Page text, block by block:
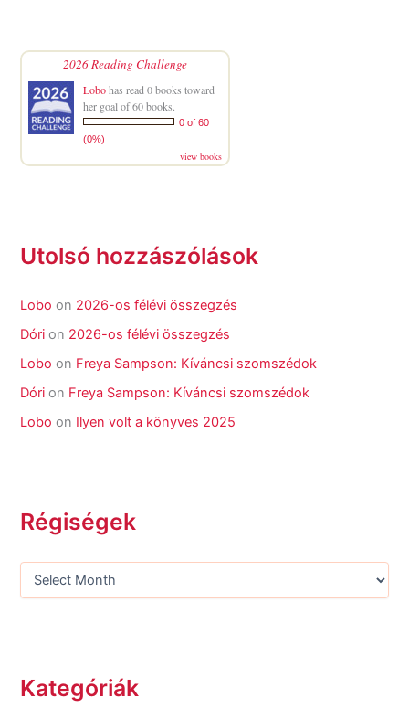
2026 Reading Challenge
Lobohas read 0 books toward
her goal of 60 books.
0 of 60
(0%)
view books
Utolsó hozzászólások
Lobo on 2026-os félévi összegzés
Dóri on 2026-os félévi összegzés
Lobo on Freya Sampson: Kíváncsi szomszédok
Dóri on Freya Sampson: Kíváncsi szomszédok
Lobo on Ilyen volt a könyves 2025
Régiségek
Kategóriák